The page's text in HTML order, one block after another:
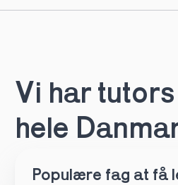
Vi har
hele
Populære fag at få